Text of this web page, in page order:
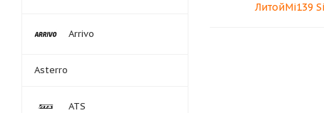
ЛитойMi139
Arrivo
Asterro
ATS